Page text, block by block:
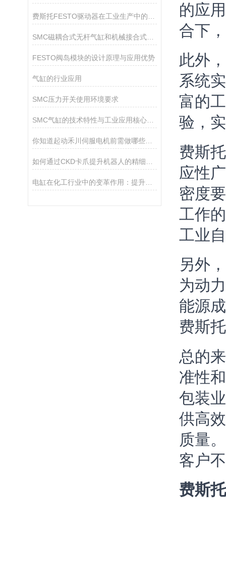
SMC磁耦合式无杆气缸和机械接合式无杆气缸的不同点是什么
FESTO阀岛模块的设计原理与应用优势
气缸的行业应用
SMC压力开关使用环境要求
SMC气缸的技术特性与工业应用核心解析
你知道起动禾川伺服电机前需做哪些工作吗？
电缸在化工行业中的变革作用：提升生产效率和安全性
的应
合下
此外
系统
富的
验，
费斯
应性
密度
工作
工业
另外
为动
能源
费斯
总的
准性
包装
供高
质量
客户
费斯